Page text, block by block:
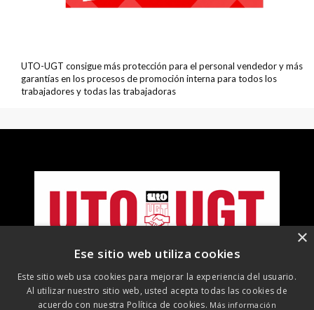
UTO-UGT consigue más protección para el personal vendedor y más
garantías en los procesos de promoción interna para todos los
trabajadores y todas las trabajadoras
×
Ese sitio web utiliza cookies
Este sitio web usa cookies para mejorar la experiencia del usuario.
Al utilizar nuestro sitio web, usted acepta todas las cookies de
acuerdo con nuestra Política de cookies. Más información